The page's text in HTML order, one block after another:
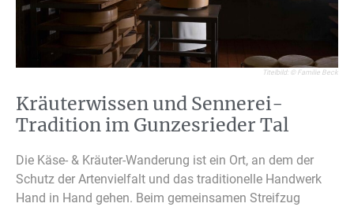
Titelbild: © Familie Beck
Kräuterwissen und Sennerei-
Tradition im Gunzesrieder Tal
Die Käse- & Kräuter-Wanderung ist ein Ort, an dem der
Schutz der Artenvielfalt und das traditionelle Handwerk
Hand in Hand gehen. Beim gemeinsamen Streifzug